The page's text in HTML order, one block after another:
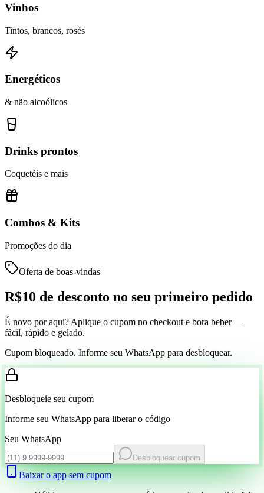
Vinhos
Tintos, brancos, rosés
Energéticos
& não alcoólicos
Drinks prontos
Coquetéis e mais
Combos & Kits
Promoções do dia
Oferta de boas-vindas
R$10 de desconto no seu primeiro pedido
É novo por aqui? Aplique o cupom no checkout e bora beber —
fácil, rápido e gelado.
Cupom bloqueado. Informe seu WhatsApp para desbloquear.
Desbloqueie seu cupom
Informe seu WhatsApp para liberar o código
Seu WhatsApp
Desbloquear cupom
Baixar o app sem cupom